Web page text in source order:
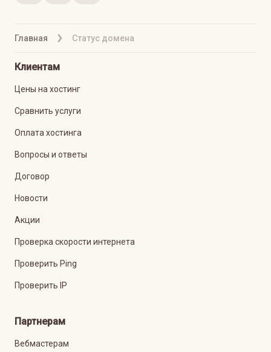
Главная Статус домена
Клиентам
Цены на хостинг
Сравнить услуги
Оплата хостинга
Вопросы и ответы
Договор
Новости
Акции
Проверка скорости интернета
Проверить Ping
Проверить IP
Партнерам
Вебмастерам